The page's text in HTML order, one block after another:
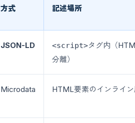
方式 記述場所
JSON-LD <script>タグ内（
分離）
Microdata HTML要素のインライ